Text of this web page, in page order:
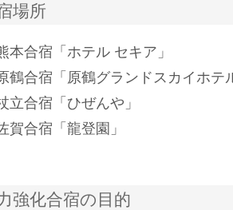
場所
本合宿「ホテル セキア」
鶴合宿「原鶴グランドスカイホテ
立合宿「ひぜんや」
賀合宿「龍登園」
強化合宿の目的